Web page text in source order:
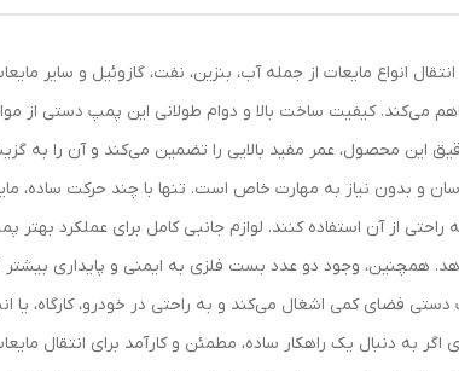
انواع مایعات از جمله آب، بنزین، نفت، گازوئیل و سایر
می‌کند. کیفیت ساخت بالا و دوام طولانی این پمپ دستی از
این محصول، عمر مفید بالایی را تضمین می‌کند و آن را به
آسان و بدون نیاز به مهارت خاص است. تنها با چند حرکت
راحتی از آن استفاده کنند. لوازم جانبی کامل برای عملکرد
همچنین، وجود دو عدد بست فلزی به ایمنی و پایداری
23 × 6 × 6 سانتی‌متر، این پمپ دستی فضای کمی اشغال می‌کند و به راحتی در
به دنبال یک راهکار ساده، مطمئن و کارآمد برای انتقال